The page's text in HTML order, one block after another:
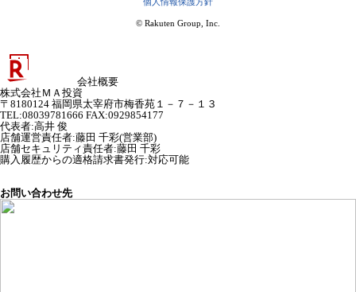
© Rakuten Group, Inc.
会社概要
株式会社ＭＡ投資
〒8180124 福岡県太宰府市梅香苑１－７－１３
TEL:08039781666 FAX:0929854177
代表者:高井 俊
店舗運営責任者:藤田 千彩(営業部)
店舗セキュリティ責任者:藤田 千彩
購入履歴からの適格請求書発行:対応可能
お問い合わせ先